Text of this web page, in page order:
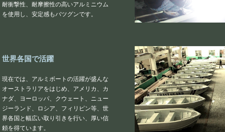
耐衝撃性、耐摩擦性の高いアルミニウム
を使用し、安定感もバツグンです。
世界各国で活躍
現在では、アルミボートの活躍が盛んな
オーストラリアをはじめ、アメリカ、カ
ナダ、ヨーロッパ、クウェート、ニュー
ジーランド、ロシア、フィリピン等、世
界各国と幅広い取り引きを行い、厚い信
頼を得ています。